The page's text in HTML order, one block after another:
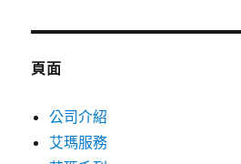
鍵
頁面
公司介紹
艾瑪服務